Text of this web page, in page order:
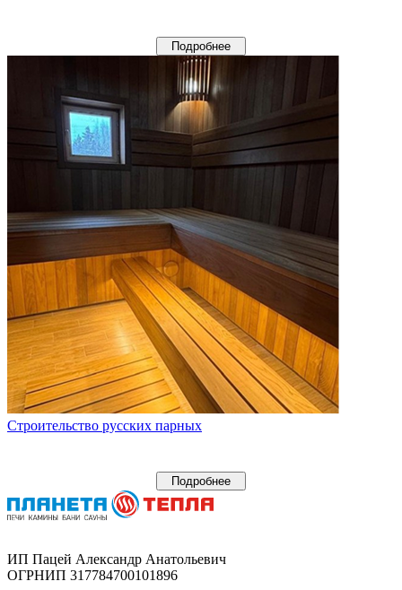
Подробнее
Строительство русских парных
Подробнее
ИП Пацей Александр Анатольевич
ОГРНИП 317784700101896